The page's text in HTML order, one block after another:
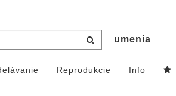
umenia
Reprodukcie Info